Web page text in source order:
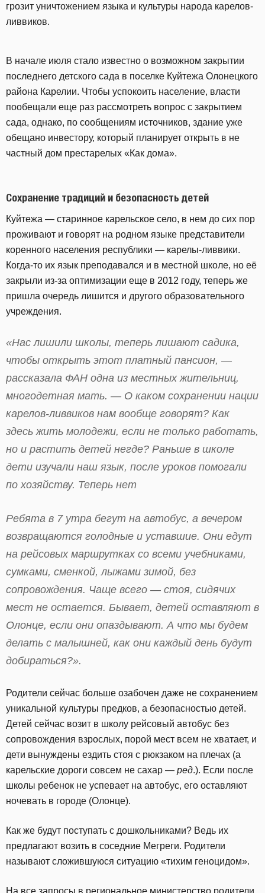
грозит уничтожением языка и культуры народа карелов-
ливвиков.
В начале июля стало известно о возможном закрытии
последнего детского сада в поселке Куйтежа Олонецкого
района Карелии. Чтобы успокоить население, власти
пообещали еще раз рассмотреть вопрос с закрытием
сада, однако, по сообщениям источников, здание уже
обещано инвестору, который планирует открыть в не
частный дом престарелых «Как дома».
Сохранение традиций и безопасность детей
Куйтежа — старинное карельское село, в нем до сих пор
проживают и говорят на родном языке представители
коренного населения республики — карелы-ливвики.
Когда-то их язык преподавался и в местной школе, но её
закрыли из-за оптимизации еще в 2012 году, теперь же
пришла очередь лишится и другого образовательного
учреждения.
«Нас лишили школы, теперь лишают садика,
чтобы открыть этот платный пансион, —
рассказала ФАН одна из местных жительниц,
многодетная мать. — О каком сохранении нации
карелов-ливвиков нам вообще говорят? Как
здесь жить молодежи, если не только работать,
но и растить детей негде? Раньше в школе
дети изучали наш язык, после уроков помогали
по хозяйству. Теперь нет
Ребята в 7 утра бегут на автобус, а вечером
возвращаются голодные и уставшие. Они едут
на рейсовых маршрутках со всеми учебниками,
сумками, сменкой, лыжами зимой, без
сопровождения. Чаще всего — стоя, сидячих
мест не остается. Бывает, детей оставляют в
Олонце, если они опаздывают. А что мы будем
делать с малышней, как они каждый день будут
добираться?».
Родители сейчас больше озабочен даже не сохранением
уникальной культуры предков, а безопасностью детей.
Детей сейчас возит в школу рейсовый автобус без
сопровождения взрослых, порой мест всем не хватает, и
дети вынуждены ездить стоя с рюкзаком на плечах (а
карельские дороги совсем не сахар — ред.). Если после
школы ребенок не успевает на автобус, его оставляют
ночевать в городе (Олонце).
Как же будут поступать с дошкольниками? Ведь их
предлагают возить в соседние Мегреги. Родители
называют сложившуюся ситуацию «тихим геноцидом».
На все запросы в региональное министерство родители